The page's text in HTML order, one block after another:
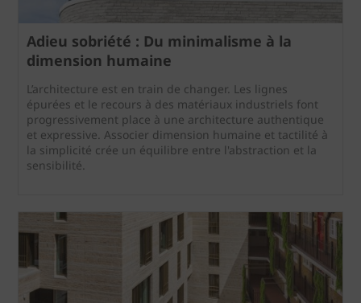
Adieu sobriété : Du minimalisme à la
dimension humaine
L’architecture est en train de changer. Les lignes
épurées et le recours à des matériaux industriels font
progressivement place à une architecture authentique
et expressive. Associer dimension humaine et tactilité à
la simplicité crée un équilibre entre l'abstraction et la
sensibilité.